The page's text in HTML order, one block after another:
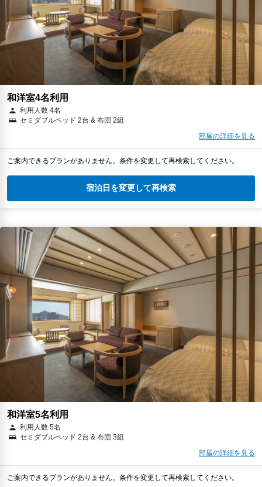
和洋室4名利用
利用人数 4名
セミダブルベッド 2台 & 布団 2組
部屋の詳細を見る
ご案内できるプランがありません。条件を変更して再検索してください。
宿泊日を変更して再検索
和洋室5名利用
利用人数 5名
セミダブルベッド 2台 & 布団 3組
部屋の詳細を見る
ご案内できるプランがありません。条件を変更して再検索してください。